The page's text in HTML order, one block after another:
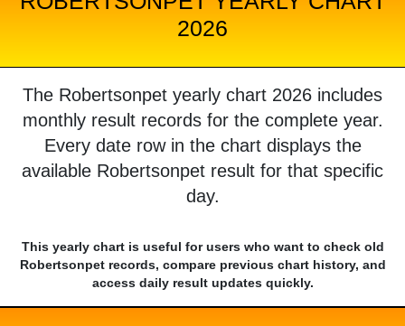
2026
The Robertsonpet yearly chart 2026 includes
monthly result records for the complete year.
Every date row in the chart displays the
available Robertsonpet result for that specific
day.
This yearly chart is useful for users who want to check old
Robertsonpet records, compare previous chart history, and
access daily result updates quickly.